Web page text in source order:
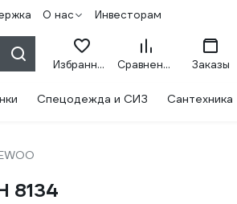
О нас Инвесторам
Избранное Сравнение Заказы
Спецодежда и СИЗ Сантехника
8134